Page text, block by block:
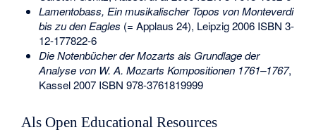
Lamentobass, Ein musikalischer Topos von Monteverdi
bis zu den Eagles (= Applaus 24), Leipzig 2006 ISBN 3-
12-177822-6
Die Notenbücher der Mozarts als Grundlage der
Analyse von W. A. Mozarts Kompositionen 1761–1767,
Kassel 2007 ISBN 978-3761819999
Als Open Educational Resources